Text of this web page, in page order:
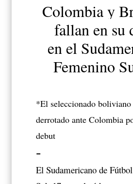
Colombia y
fallan en su
en el
Femenino
*El seleccionado boliviano
derrotado ante Colombia
debut
-
El Sudamericano de